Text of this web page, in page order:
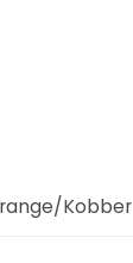
Kobber